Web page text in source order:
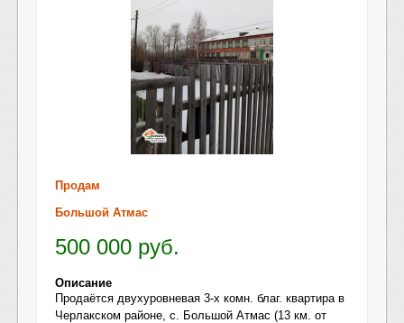
Продам
Большой Атмас
500 000 руб.
Описание
Продаётся двухуровневая 3-х комн. благ. квартира в
Черлакском районе, с. Большой Атмас (13 км. от